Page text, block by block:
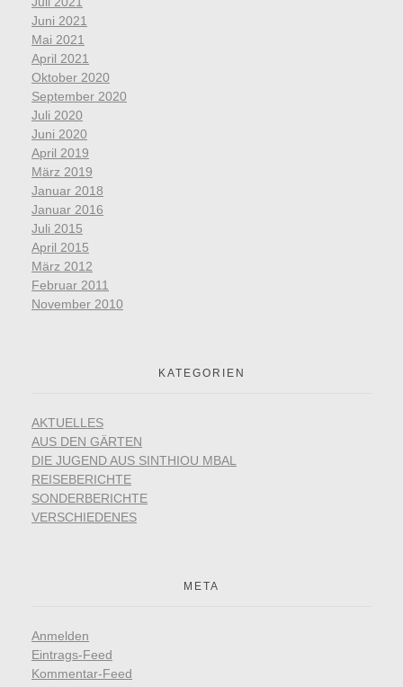
Juni 2021
Mai 2021
April 2021
Oktober 2020
September 2020
Juli 2020
Juni 2020
April 2019
März 2019
Januar 2018
Januar 2016
Juli 2015
April 2015
März 2012
Februar 2011
November 2010
KATEGORIEN
AKTUELLES
AUS DEN GÄRTEN
DIE JUGEND AUS SINTHIOU MBAL
REISEBERICHTE
SONDERBERICHTE
VERSCHIEDENES
META
Anmelden
Eintrags-Feed
Kommentar-Feed